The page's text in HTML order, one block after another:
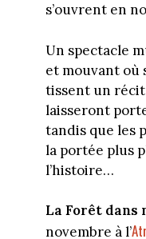
s’ouvrent en
Un spectacle
et mouvant où
tissent un
laisseront
tandis que les
la portée plus
l’histoire…
La Forêt dans
novembre à l’